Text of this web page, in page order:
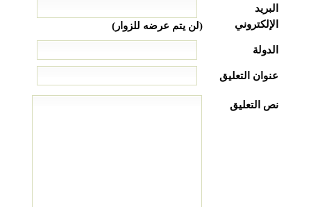
البريد
الإلكتروني
(لن يتم عرضه للزوار)
الدولة
عنوان التعليق
نص التعليق